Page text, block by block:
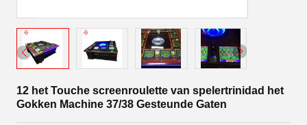
12 het Touche screenroulette van spelertrinidad het
Gokken Machine 37/38 Gesteunde Gaten